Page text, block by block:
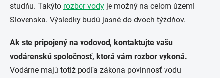
studňu. Takýto rozbor vody je možný na celom území
Slovenska. Výsledky budú jasné do dvoch týždňov.
Ak ste pripojený na vodovod, kontaktujte vašu
vodárenskú spoločnosť, ktorá vám rozbor vykoná.
Vodárne majú totiž podľa zákona povinnosť vodu